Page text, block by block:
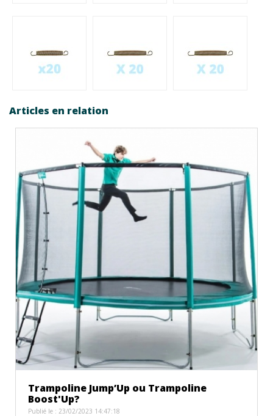
Articles en relation
Trampoline Jump’Up ou Trampoline
Boost'Up?
Publié le : 23/02/2023 14:47:18